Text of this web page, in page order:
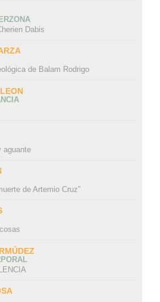
Dabis
de Balam Rodrigo
aguante
de Artemio Cruz”